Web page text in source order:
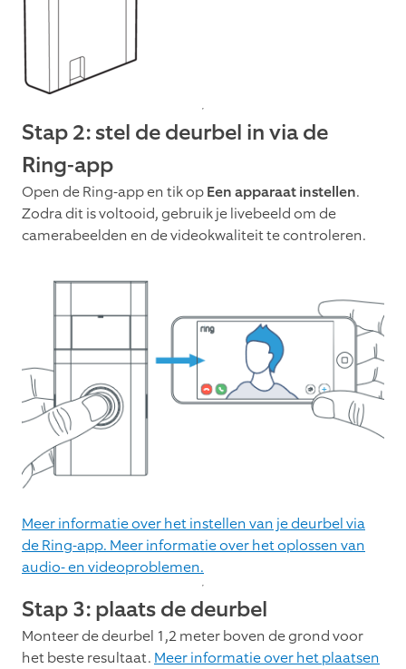
Stap 2: stel de deurbel in via de
Ring-app
Open de Ring-app en tik opEen apparaat instellen.
Zodra dit is voltooid, gebruik je livebeeld om de
camerabeelden en de videokwaliteit te controleren.
Meer informatie over het instellen van je deurbel via
de Ring-app. Meer informatie over het oplossen van
audio- en videoproblemen.
Stap 3: plaats de deurbel
Monteer de deurbel 1,2 meter boven de grond voor
het beste resultaat. Meer informatie over het plaatsen